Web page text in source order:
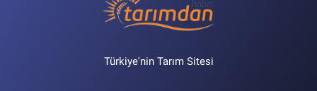
Türkiye'nin Tarım Sitesi